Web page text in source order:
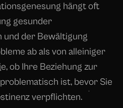
hängt oft
gesunder
der Bewältigung
ab als von alleiniger
ob Ihre Beziehung zur
ist, bevor Sie
verpflichten.